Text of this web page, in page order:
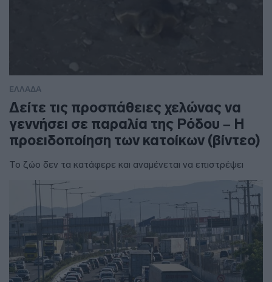
ΕΛΛΑΔΑ
Δείτε τις προσπάθειες χελώνας να
γεννήσει σε παραλία της Ρόδου – Η
προειδοποίηση των κατοίκων (βίντεο)
Το ζώο δεν τα κατάφερε και αναμένεται να επιστρέψει